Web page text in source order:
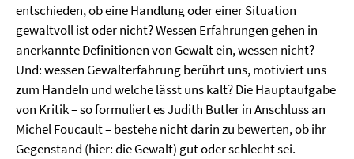
entschieden, ob eine Handlung oder einer Situation
gewaltvoll ist oder nicht? Wessen Erfahrungen gehen in
anerkannte Definitionen von Gewalt ein, wessen nicht?
Und: wessen Gewalterfahrung berührt uns, motiviert uns
zum Handeln und welche lässt uns kalt? Die Hauptaufgabe
von Kritik – so formuliert es Judith Butler in Anschluss an
Michel Foucault – bestehe nicht darin zu bewerten, ob ihr
Gegenstand (hier: die Gewalt) gut oder schlecht sei.